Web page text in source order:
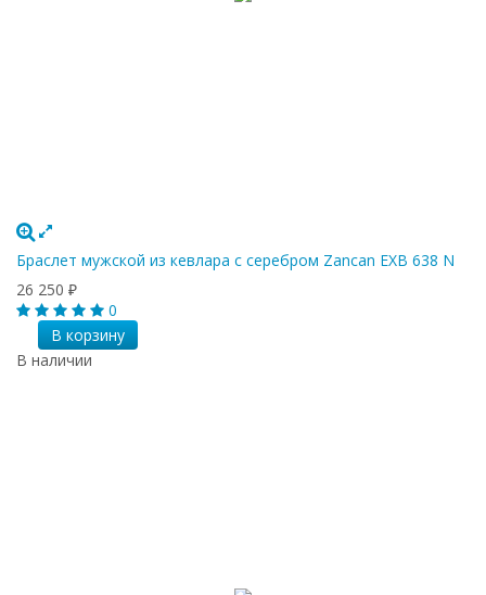
Браслет мужской из кевлара с серебром Zancan EXB 638 N
26 250 ₽
0
В корзину
В наличии